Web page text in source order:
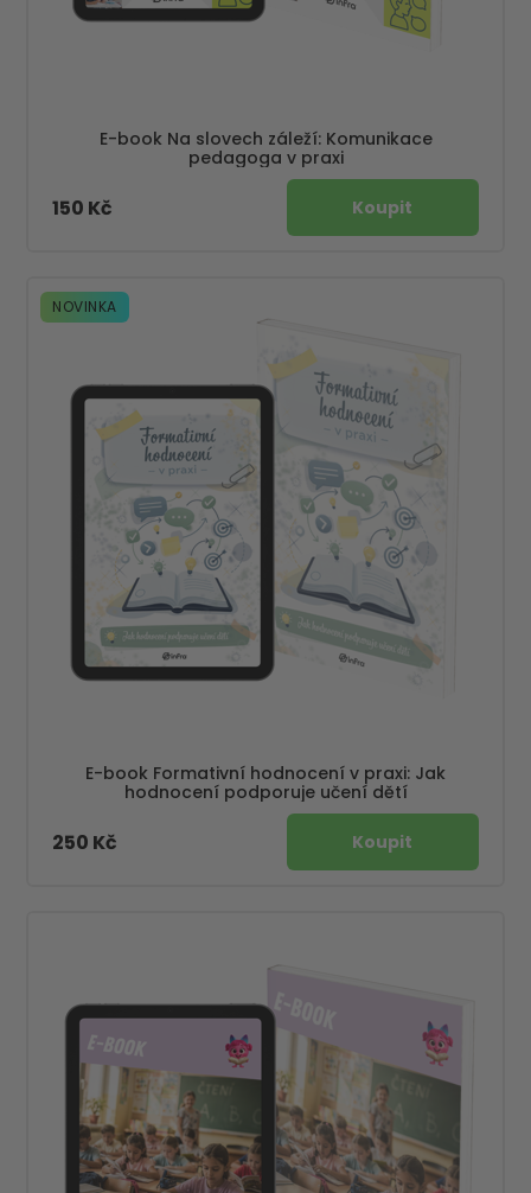
E-book Na slovech záleží: Komunikace
pedagoga v praxi
150 Kč
NOVINKA
E-book Formativní hodnocení v praxi: Jak
hodnocení podporuje učení dětí
250 Kč